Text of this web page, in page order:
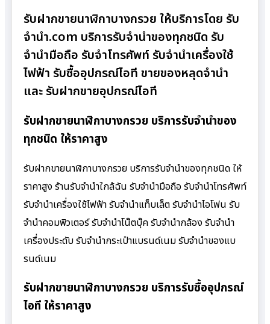
รับฝากขายนาฬิกาบางกรวย ให้บริการโดย รับ
จํานํา.com บริการรับจำนำของทุกชนิด รับ
จำนำมือถือ รับจำโทรศัพท์ รับจำนำเครื่องใช้
ไฟฟ้า รับซื้ออุปกรณ์ไอที ขายของหลุดจำนำ
และ รับฝากขายอุปกรณ์ไอที
รับฝากขายนาฬิกาบางกรวย บริการรับจำนำของ
ทุกชนิด ให้ราคาสูง
รับฝากขายนาฬิกาบางกรวย บริการรับจำนำของทุกชนิด ให้
ราคาสูง ร้านรับจํานําใกล้ฉัน รับจำนำมือถือ รับจำนำโทรศัพท์
รับจำนำเครื่องใช้ไฟฟ้า รับจำนำแท็บเล็ต รับจำนำไอโฟน รับ
จำนำคอมพิวเตอร์ รับจำนำโน๊ตบุ๊ค รับจำนำกล้อง รับจำนำ
เครื่องประดับ รับจำนำกระเป๋าแบรนด์เนม รับจำนำของแบ
รนด์เนม
รับฝากขายนาฬิกาบางกรวย บริการรับซื้ออุปกรณ์
ไอที ให้ราคาสูง